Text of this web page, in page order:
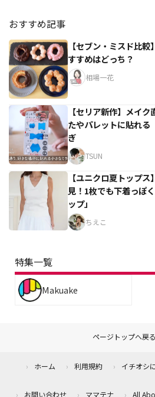
おすすめ記事
【セブン・ミスド比
すすめはどっち？
相場一花
【セリア新作】メイ
たやパレットに貼れる
ぎ
TSUN
【ユニクロ夏トップ
見！1枚でも下着っぽ
ップ」
ちえこ
特集一覧
Makuake
ページトップへ戻る
ホーム 利用規約 イチオシ
お問い合わせ ママテナ All